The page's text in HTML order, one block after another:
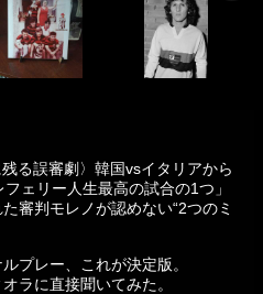
残る誤審劇〉韓国vsイタリアから
ェリー人生最高の試合の1つ」
審判モレノが認めない“2つのミ
プレー、これが決定版。
ラに直接聞いてみた。